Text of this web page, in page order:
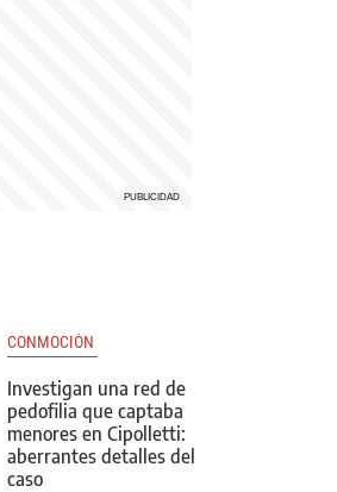
CONMOCIÓN
Investigan una red de
pedofilia que captaba
menores en Cipolletti:
aberrantes detalles del
caso